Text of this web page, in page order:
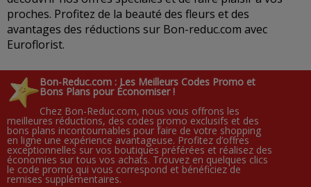
proches. Profitez de la beauté des fleurs et des
avantages des réductions sur Bon-reduc.com avec
Euroflorist.
Bon-Reduc.com : Les Meilleurs Codes Promo et
Bons Plans pour Économiser !
Chez Bon-Reduc.com, nous vous offrons les
meilleures réductions, des codes promo exclusifs et des
bons plans incontournables pour faire de votre shopping
en ligne une expérience avantageuse. Profitez d’offres
exceptionnelles sur vos boutiques préférées et réalisez des
économies sur tous vos achats. Trouvez en quelques clics
le code promo qui vous correspond et bénéficiez de
remises supplémentaires.